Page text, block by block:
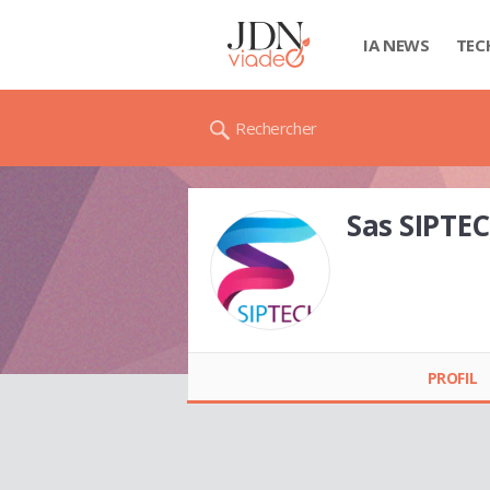
IA NEWS
Rechercher
Sas
PROFIL